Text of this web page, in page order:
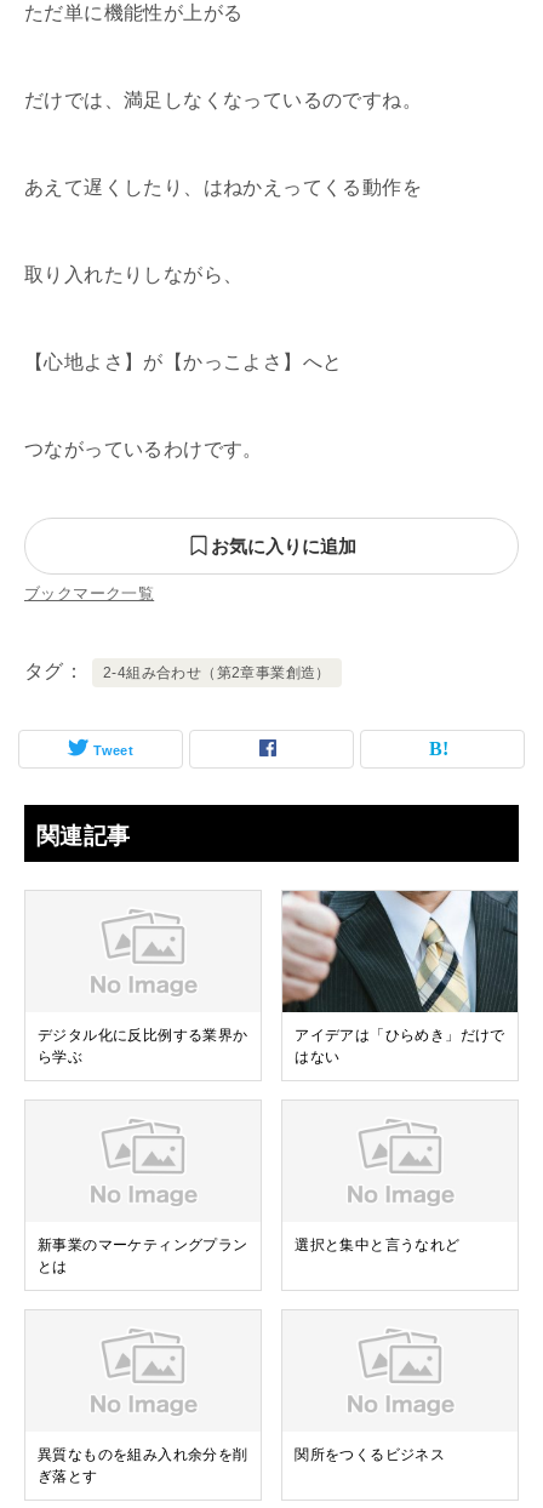
ただ単に機能性が上がる
だけでは、満足しなくなっているのですね。
あえて遅くしたり、はねかえってくる動作を
取り入れたりしながら、
【心地よさ】が【かっこよさ】へと
つながっているわけです。
お気に入りに追加
ブックマーク一覧
タグ 2-4組み合わせ（第2章事業創造）
Tweet
関連記事
デジタル化に反比例する業界か
ら学ぶ
アイデアは「ひらめき」だけで
はない
新事業のマーケティングプラン
とは
選択と集中と言うなれど
異質なものを組み入れ余分を削
ぎ落とす
関所をつくるビジネス